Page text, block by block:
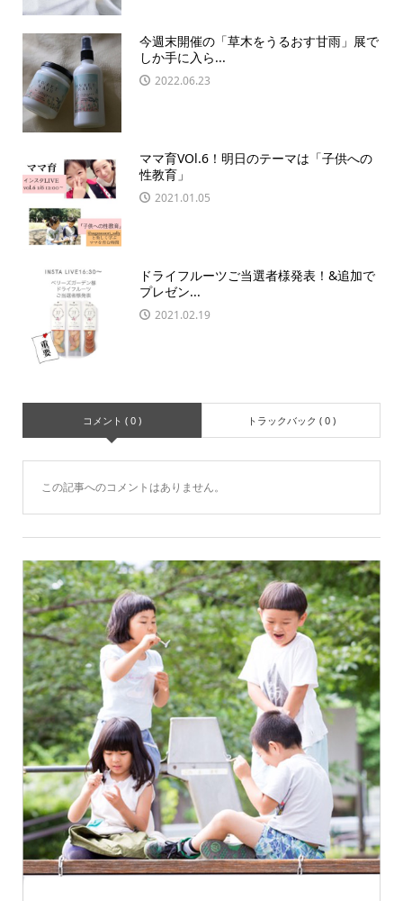
今週末開催の「草木をうるおす甘雨」展で
しか手に入ら...
2022.06.23
ママ育VOl.6！明日のテーマは「子供への
性教育」
2021.01.05
ドライフルーツご当選者様発表！&追加で
プレゼン...
2021.02.19
コメント ( 0 ) トラックバック ( 0 )
この記事へのコメントはありません。